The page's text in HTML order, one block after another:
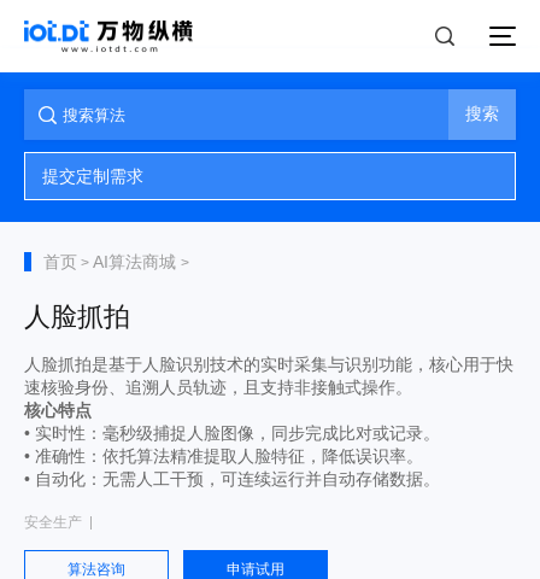
搜索
提交定制需求
首页 > AI算法商城 >
人脸抓拍
人脸抓拍是基于人脸识别技术的实时采集与识别功能，核心用于快
速核验身份、追溯人员轨迹，且支持非接触式操作。
核心特点
• 实时性：毫秒级捕捉人脸图像，同步完成比对或记录。
• 准确性：依托算法精准提取人脸特征，降低误识率。
• 自动化：无需人工干预，可连续运行并自动存储数据。
安全生产
算法咨询 申请试用